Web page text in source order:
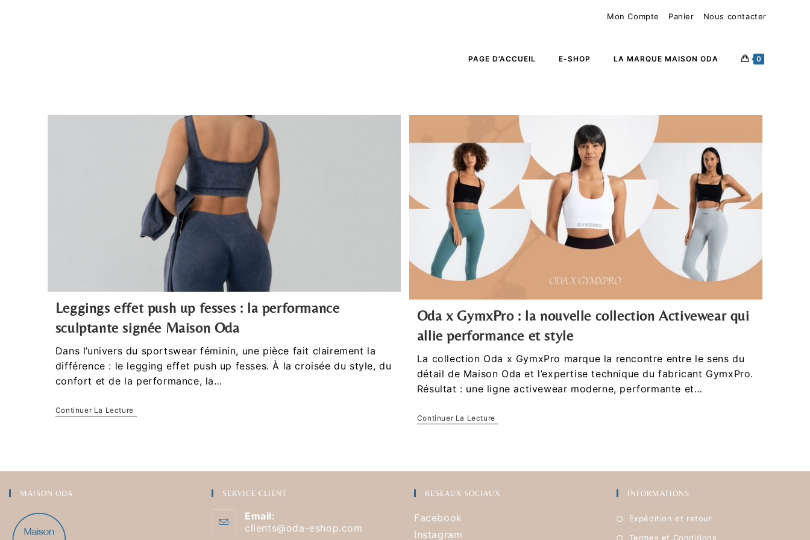
Mon Compte Panier Nous contacter
PAGE D’ACCUEIL E-SHOP LA MARQUE MAISON ODA 0
Leggings effet push up fesses : la performance
sculptante signée Maison Oda
Dans l’univers du sportswear féminin, une pièce fait clairement la
différence : le legging effet push up fesses. À la croisée du style, du
confort et de la performance, la…
Continuer La Lecture
Oda x GymxPro : la nouvelle collection Activewear qui
allie performance et style
La collection Oda x GymxPro marque la rencontre entre le sens du
détail de Maison Oda et l’expertise technique du fabricant GymxPro.
Résultat : une ligne activewear moderne, performante et…
Continuer La Lecture
MAISON ODA SERVICE CLIENT
Email:
clients@oda-eshop.com
RESEAUX SOCIAUX
Facebook
Instagram
INFORMATIONS
Expédition et retour
Termes et Conditions